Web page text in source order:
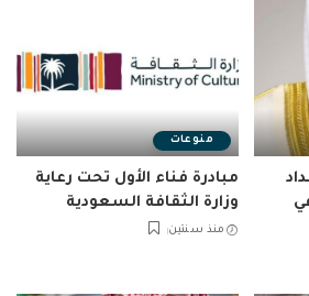
منوعات
مبادرة فناء الأول تحت رعاية
وزارة الثقافة السعودية
منذ سنتين